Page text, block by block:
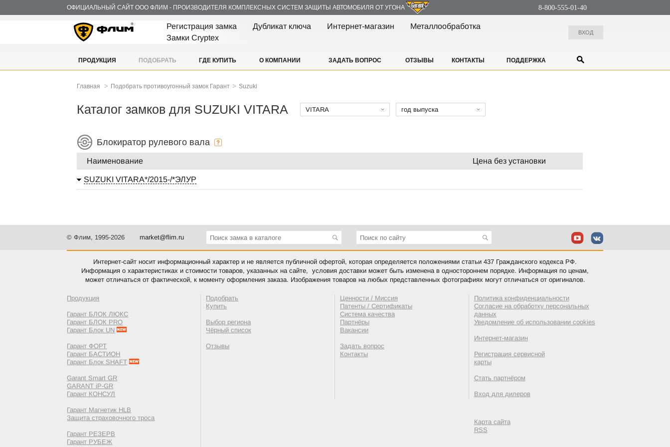
ОФИЦИАЛЬНЫЙ САЙТ ООО ФЛИМ - ПРОИЗВОДИТЕЛЯ КОМПЛЕКСНЫХ СИСТЕМ ЗАЩИТЫ АВТОМОБИЛЯ ОТ УГОНА 8-800-555-01-40
Регистрация замка Дубликат ключа Интернет-магазин
Металлообработка
Замки Cryptex
ВХОД
ПРОДУКЦИЯ ПОДОБРАТЬ ГДЕ КУПИТЬ О КОМПАНИИ ЗАДАТЬ ВОПРОС ОТЗЫВЫ КОНТАКТЫ ПОДДЕРЖКА
Главная > Подобрать противоугонный замок Гарант > Suzuki
Каталог замков для SUZUKI VITARA VITARA год выпуска
Блокиратор рулевого вала
Наименование Цена без установки
SUZUKI VITARA*/2015-/*ЭЛУР
© Флим, 1995-2026 market@flim.ru
Интернет-сайт носит информационный характер и не является публичной офертой, которая определяется положениями статьи 437 Гражданского кодекса РФ.
Информация о характеристиках и стоимости товаров, указанных на сайте, условия доставки может быть изменена в одностороннем порядке. Информация по ценам,
может отличаться от фактической, к моменту оформления заказа. Изображения товаров на любых представленных фотографиях могут отличаться от оригиналов.
Продукция
Гарант БЛОК ЛЮКС
Гарант БЛОК PRO
Гарант Блок UN
Гарант ФОРТ
Гарант БАСТИОН
Гарант Блок SHAFT
Garant Smart GR
GARANT iP-GR
Гарант КОНСУЛ
Гарант Магнетик HLB
Защита страховочного троса
Гарант РЕЗЕРВ
Гарант РУБЕЖ
Подобрать
Купить
Выбор региона
Чёрный список
Отзывы
Ценности / Миссия
Патенты / Сертификаты
Система качества
Партнёры
Вакансии
Задать вопрос
Контакты
Политика конфиденциальности
Согласие на обработку персональных
данных
Уведомление об использовании cookies
Интернет-магазин
Регистрация сервисной
карты
Стать партнёром
Вход для дилеров
Карта сайта
RSS